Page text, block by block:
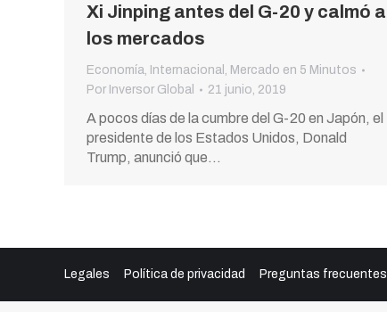
Xi Jinping antes del G-20 y calmó a
los mercados
Economía Internacional
Mercado en 5 Minutos
Por Inversor Global 21 junio, 2019
A pocos días de la cumbre del G-20 en Japón, el
presidente de los Estados Unidos, Donald
Trump, anunció que…
Legales Política de privacidad Preguntas frecuentes